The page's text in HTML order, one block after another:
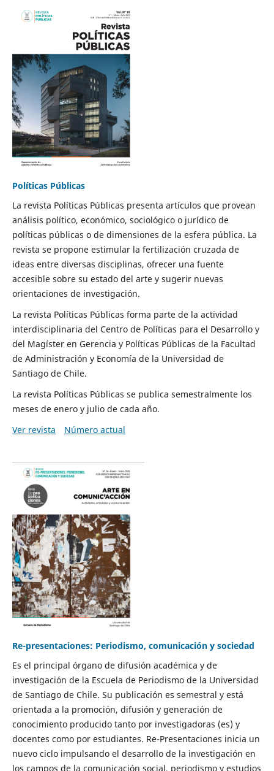
Políticas Públicas
La revista Políticas Públicas presenta artículos que provean
análisis político, económico, sociológico o jurídico de
políticas públicas o de dimensiones de la esfera pública. La
revista se propone estimular la fertilización cruzada de
ideas entre diversas disciplinas, ofrecer una fuente
accesible sobre su estado del arte y sugerir nuevas
orientaciones de investigación.
La revista Políticas Públicas forma parte de la actividad
interdisciplinaria del Centro de Políticas para el Desarrollo y
del Magíster en Gerencia y Políticas Públicas de la Facultad
de Administración y Economía de la Universidad de
Santiago de Chile.
La revista Políticas Públicas se publica semestralmente los
meses de enero y julio de cada año.
Ver revista
Número actual
Re-presentaciones: Periodismo, comunicación y sociedad
Es el principal órgano de difusión académica y de
investigación de la Escuela de Periodismo de la Universidad
de Santiago de Chile. Su publicación es semestral y está
orientada a la promoción, difusión y generación de
conocimiento producido tanto por investigadoras (es) y
docentes como por estudiantes. Re-Presentaciones inicia un
nuevo ciclo impulsando el desarrollo de la investigación en
los campos de la comunicación social, periodismo y estudios